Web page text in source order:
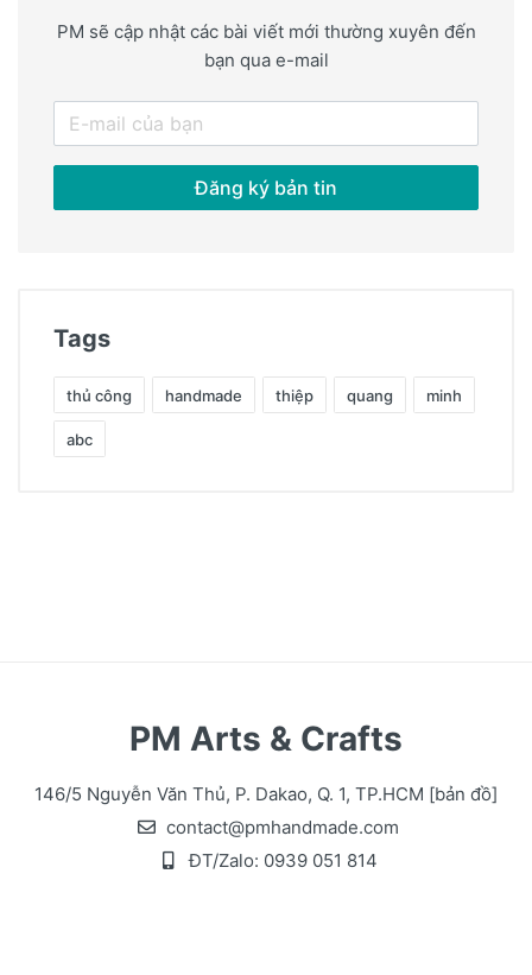
PM sẽ cập nhật các bài viết mới thường xuyên đến
bạn qua e-mail
E-mail
Đăng ký bản tin
Tags
thủ công handmade thiệp quang minh
abc
PM Arts & Crafts
146/5 Nguyễn Văn Thủ, P. Dakao, Q. 1, TP.HCM [bản đồ]
contact@pmhandmade.com
ĐT/Zalo: 0939 051 814